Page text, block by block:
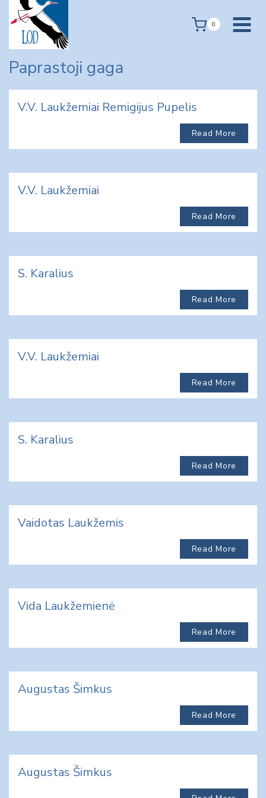
content
0
Paprastoji gaga
V.V. Laukžemiai Remigijus Pupelis
Read More
V.V. Laukžemiai
Read More
S. Karalius
Read More
V.V. Laukžemiai
Read More
S. Karalius
Read More
Vaidotas Laukžemis
Read More
Vida Laukžemienė
Read More
Augustas Šimkus
Read More
Augustas Šimkus